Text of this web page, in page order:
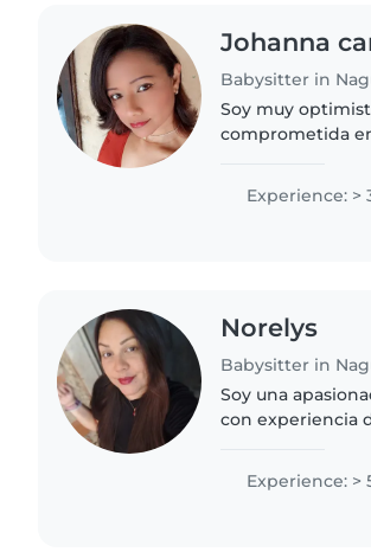
Johanna
Babysitter in
Soy muy
comprometida
Experience: >
Norelys
Babysitter in
Soy una
con experiencia
Creo en un
Experience: >